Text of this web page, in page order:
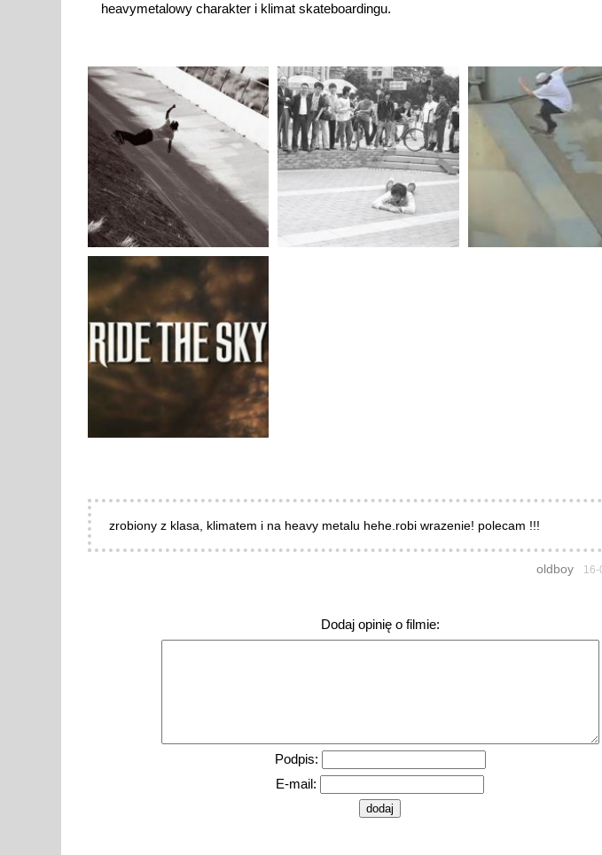
heavymetalowy charakter i klimat skateboardingu.
zrobiony z klasa, klimatem i na heavy metalu hehe.robi wrazenie! polecam !!!
oldboy 16-
Dodaj opinię o filmie:
Podpis:
E-mail: